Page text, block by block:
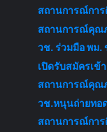
สถานการณ์กา
สถานการณ์คุณ
วช. ร่วมมือ พม.
เปิดรับสมัครเข้
สถานการณ์คุณ
วช.หนุนถ่ายทอ
สถานการณ์กา